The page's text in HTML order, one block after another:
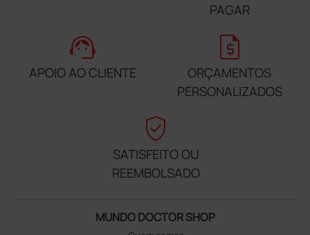
PAGAR
support_agent
APOIO AO CLIENTE
request_quote
ORÇAMENTOS
PERSONALIZADOS
verified_user
SATISFEITO OU
REEMBOLSADO
MUNDO DOCTOR SHOP